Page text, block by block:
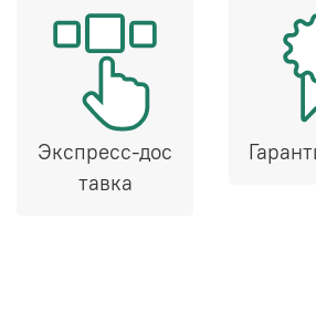
Экспресс-дос
тавка